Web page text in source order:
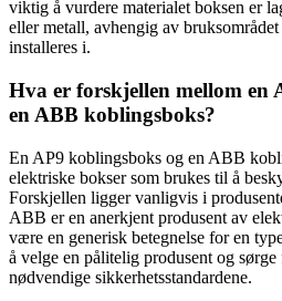
viktig å vurdere materialet boksen er
eller metall, avhengig av
installeres i.
Hva er forskjellen mellom en
en ABB koblingsboks?
En AP9 koblingsboks og en ABB
elektriske bokser som brukes til å
Forskjellen ligger vanligvis i
ABB er en anerkjent produsent av
være en generisk betegnelse for en
å velge en pålitelig produsent og
nødvendige sikkerhetsstandardene.